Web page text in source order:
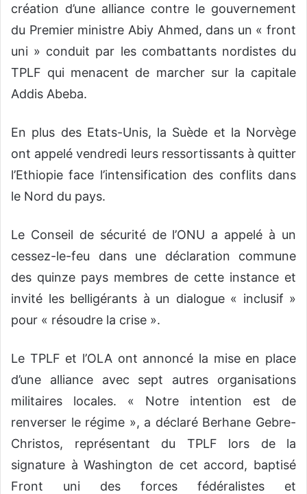
création d’une alliance contre le gouvernement
du Premier ministre Abiy Ahmed, dans un « front
uni » conduit par les combattants nordistes du
TPLF qui menacent de marcher sur la capitale
Addis Abeba.
En plus des Etats-Unis, la Suède et la Norvège
ont appelé vendredi leurs ressortissants à quitter
l’Ethiopie face l’intensification des conflits dans
le Nord du pays.
Le Conseil de sécurité de l’ONU a appelé à un
cessez-le-feu dans une déclaration commune
des quinze pays membres de cette instance et
invité les belligérants à un dialogue « inclusif »
pour « résoudre la crise ».
Le TPLF et l’OLA ont annoncé la mise en place
d’une alliance avec sept autres organisations
militaires locales. « Notre intention est de
renverser le régime », a déclaré Berhane Gebre-
Christos, représentant du TPLF lors de la
signature à Washington de cet accord, baptisé
Front uni des forces fédéralistes et